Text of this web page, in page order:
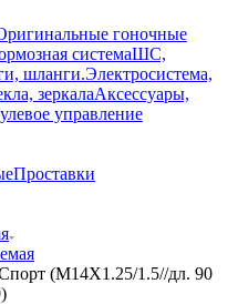
гоночные
системаШС,
шланги.Электросистема,
зеркалаАксессуары,
управление
Проставки
(М14Х1.25/1.5//дл. 90